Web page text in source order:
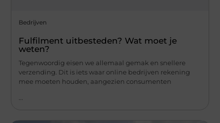
Bedrijven
Fulfilment uitbesteden? Wat moet je
weten?
Tegenwoordig eisen we allemaal gemak en snellere
verzending. Dit is iets waar online bedrijven rekening
mee moeten houden, aangezien consumenten